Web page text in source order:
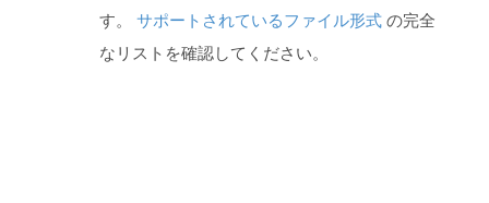
す。 サポートされているファイル形式 の完全
なリストを確認してください。